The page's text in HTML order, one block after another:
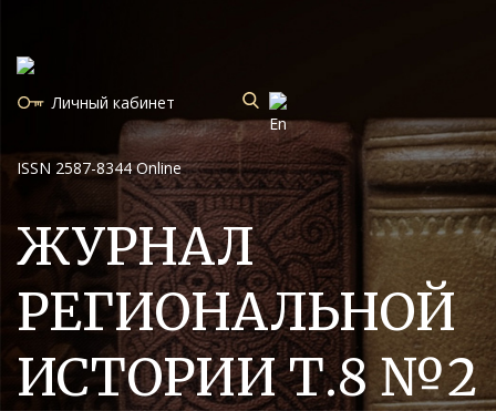
Личный кабинет
ISSN 2587-8344 Online
ЖУРНАЛ
РЕГИОНАЛЬНОЙ
ИСТОРИИ Т.8 №2